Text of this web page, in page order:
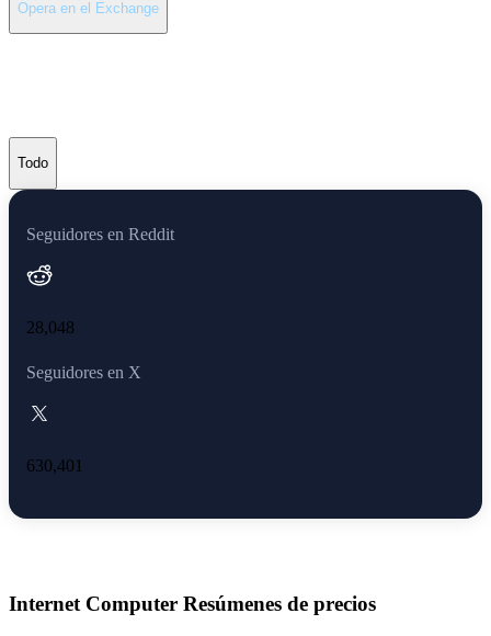
Opera en el Exchange
Todo
Seguidores en Reddit
28,048
Seguidores en X
630,401
Internet Computer Resúmenes de precios